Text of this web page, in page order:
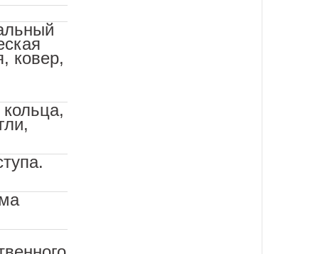
ковер,